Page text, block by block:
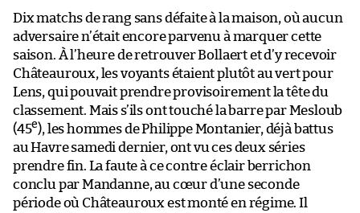
Dix matchs de rang sans défaite à la maison, où aucun
adversaire n’était encore parvenu à marquer cette
saison. À l’heure de retrouver Bollaert et d’y recevoir
Châteauroux, les voyants étaient plutôt au vert pour
Lens, qui pouvait prendre provisoirement la tête du
classement. Mais s’ils ont touché la barre par Mesloub
(45e), les hommes de Philippe Montanier, déjà battus
au Havre samedi dernier, ont vu ces deux séries
prendre fin. La faute à ce contre éclair berrichon
conclu par Mandanne, au cœur d’une seconde
période où Châteauroux est monté en régime. Il